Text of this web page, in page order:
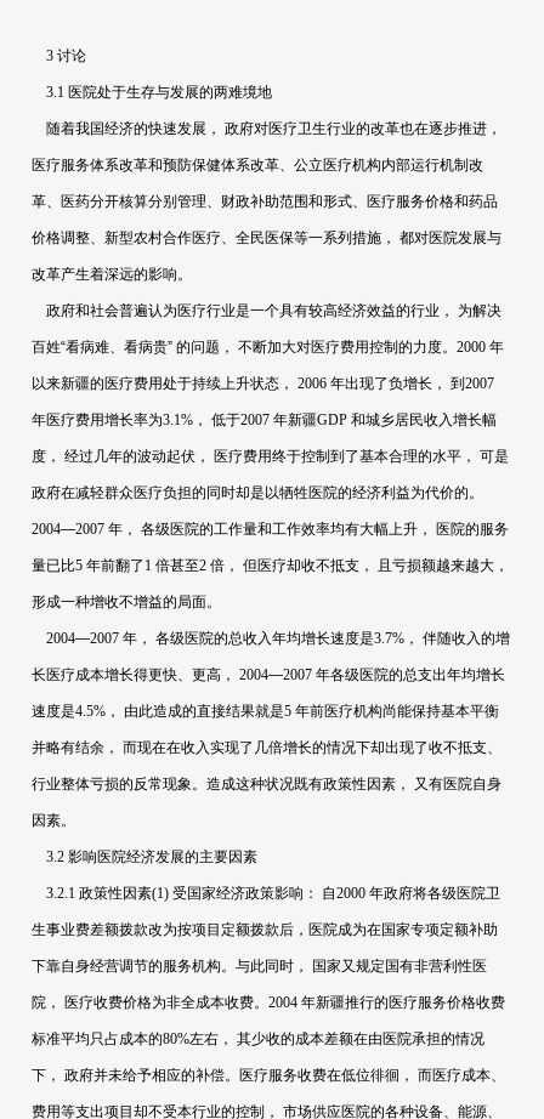
3讨论
3.1 医院处于生存与发展的两难境地
随着我国经济的快速发展， 政府对医疗卫生行业的改革也在逐步推进，
医疗服务体系改革和预防保健体系改革、公立医疗机构内部运行机制改
革、医药分开核算分别管理、财政补助范围和形式、医疗服务价格和药品
价格调整、新型农村合作医疗、全民医保等一系列措施， 都对医院发展与
改革产生着深远的影响。
政府和社会普遍认为医疗行业是一个具有较高经济效益的行业， 为解决
百姓“看病难、看病贵” 的问题， 不断加大对医疗费用控制的力度。2000年
以来新疆的医疗费用处于持续上升状态， 2006年出现了负增长， 到2007
年医疗费用增长率为3.1% ， 低于2007年新疆GDP和城乡居民收入增长幅
度， 经过几年的波动起伏， 医疗费用终于控制到了基本合理的水平， 可是
政府在减轻群众医疗负担的同时却是以牺牲医院的经济利益为代价的。
2004—2007年， 各级医院的工作量和工作效率均有大幅上升， 医院的服务
量已比5年前翻了 1倍甚至2倍， 但医疗却收不抵支， 且亏损额越来越大，
形成一种增收不增益的局面。
2004—2007年， 各级医院的总收入年均增长速度是3.7% ， 伴随收入的增
长医疗成本增长得更快、更高， 2004—2007年各级医院的总支出年均增长
速度是4.5% ， 由此造成的直接结果就是5年前医疗机构尚能保持基本平衡
并略有结余， 而现在在收入实现了几倍增长的情况下却出现了收不抵支、
行业整体亏损的反常现象。造成这种状况既有政策性因素， 又有医院自身
因素。
3.2影响医院经济发展的主要因素
3.2.1 政策性因素(1)受国家经济政策影响： 自2000年政府将各级医院卫
生事业费差额拨款改为按项目定额拨款后，医院成为在国家专项定额补助
下靠自身经营调节的服务机构。与此同时， 国家又规定国有非营利性医
院， 医疗收费价格为非全成本收费。2004年新疆推行的医疗服务价格收费
标准平均只占成本的80%左右， 其少收的成本差额在由医院承担的情况
下， 政府并未给予相应的补偿。医疗服务收费在低位徘徊， 而医疗成本、
费用等支出项目却不受本行业的控制， 市场供应医院的各种设备、能源、